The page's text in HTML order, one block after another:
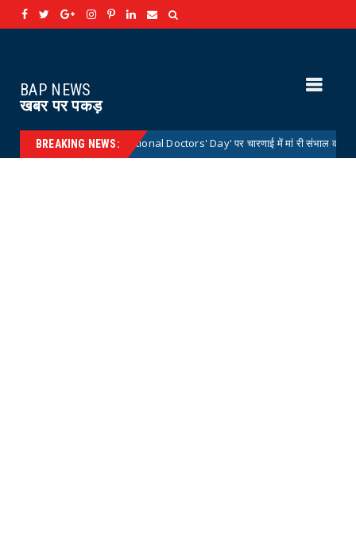
BAP NEWS
खबर पर पकड़
BREAKING NEWS:
डॉक्टर्स डे 'National Doctors' Day' पर चारणाई में मां री संभाल कार्यक्रम आयोजित